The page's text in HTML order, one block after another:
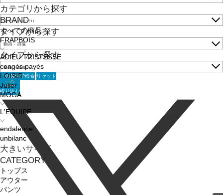
BRAND
すべての商品
FRAPBOIS
ADIEU TRISTESSE
congés payés
LOISIR
Julier
MOGA
L'EQUIPE
endalence
unbilanc
大きいサイズ
CATEGORY
トップス
アウター
パンツ
カテゴリから探す
タイプから探す
タイプから探す
この条件で検索 リセット
絞り込む